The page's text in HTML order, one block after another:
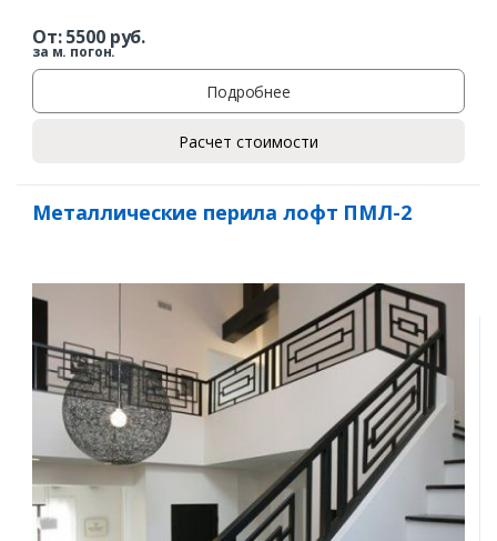
От:5500руб.
за м. погон.
Подробнее
Расчет стоимости
Металлические перила лофт ПМЛ-2